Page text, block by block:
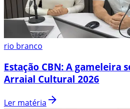
rio branco
Estação CBN: A gameleira
Arraial Cultural 2026
Ler matéria